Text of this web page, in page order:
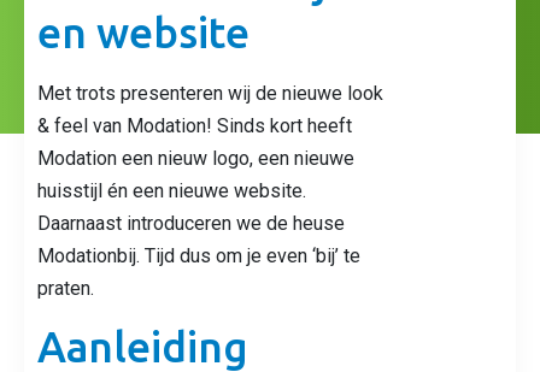
en website
Met trots presenteren wij de nieuwe look
& feel van Modation! Sinds kort heeft
Modation een nieuw logo, een nieuwe
huisstijl én een nieuwe website.
Daarnaast introduceren we de heuse
Modationbij. Tijd dus om je even ‘bij’ te
praten.
Aanleiding